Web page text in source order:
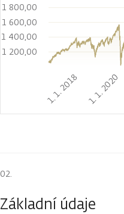
1. 1. 2018 1. 1. 2020
1 200,00
1 400,00
1 600,00
1 800,00
Základní údaje